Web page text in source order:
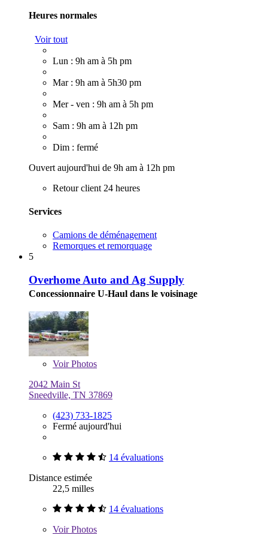
Heures normales
Voir tout
Lun : 9h am à 5h pm
Mar : 9h am à 5h30 pm
Mer - ven : 9h am à 5h pm
Sam : 9h am à 12h pm
Dim : fermé
Ouvert aujourd'hui de 9h am à 12h pm
Retour client 24 heures
Services
Camions de déménagement
Remorques et remorquage
5
Overhome Auto and Ag Supply
Concessionnaire U-Haul dans le voisinage
VoirPhotos
2042 Main St
Sneedville, TN 37869
(423) 733-1825
Fermé aujourd'hui
14 évaluations
Distance estimée
22,5 milles
14 évaluations
VoirPhotos